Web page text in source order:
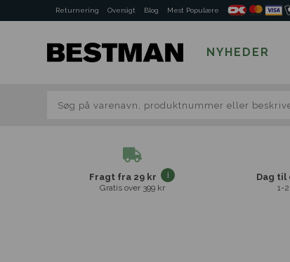
Returnering Oversigt Blog Mest Populære
NYHEDER
Fragt fra 29 kr
Gratis over 399 kr
Dag til
1-